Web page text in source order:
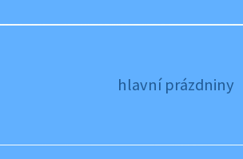
hlavní prázdniny